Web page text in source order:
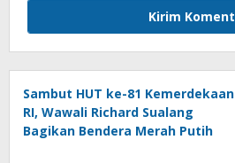
Sambut HUT ke-81 Kemerdekaan
RI, Wawali Richard Sualang
Bagikan Bendera Merah Putih